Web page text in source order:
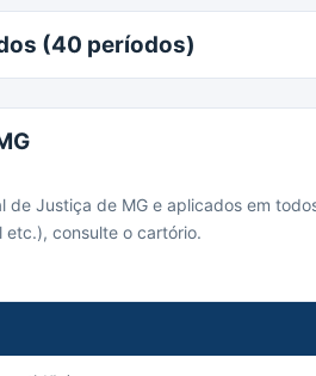
(40 períodos)
de Justiça de MG e aplicados em
consulte o cartório.